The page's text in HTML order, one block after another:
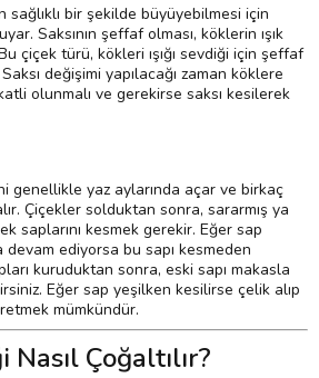
bir şekilde büyüyebilmesi için
Saksının şeffaf olması, köklerin ışık
çiçek türü, kökleri ışığı sevdiği için şeffaf
değişimi yapılacağı zaman köklere
olunmalı ve gerekirse saksı kesilerek
genellikle yaz aylarında açar ve birkaç
Çiçekler solduktan sonra, sararmış ya
saplarını kesmek gerekir. Eğer sap
ediyorsa bu sapı kesmeden
kuruduktan sonra, eski sapı makasla
Eğer sap yeşilken kesilirse çelik alıp
mümkündür.
Çoğaltılır?